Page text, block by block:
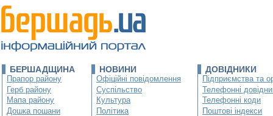
БЕРШАДЩИНА
Прапор району
Герб району
Мапа району
Дошка пошани
НОВИНИ
Офіційні повідомлення
Суспільство
Культура
Політика
ДОВІДНИКИ
Підприємства та
Телефонні
Телефонні коди
Поштові індекси